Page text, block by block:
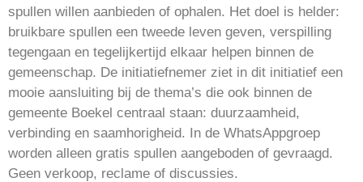
spullen willen aanbieden of ophalen. Het doel is helder:
bruikbare spullen een tweede leven geven, verspilling
tegengaan en tegelijkertijd elkaar helpen binnen de
gemeenschap. De initiatiefnemer ziet in dit initiatief een
mooie aansluiting bij de thema’s die ook binnen de
gemeente Boekel centraal staan: duurzaamheid,
verbinding en saamhorigheid. In de WhatsAppgroep
worden alleen gratis spullen aangeboden of gevraagd.
Geen verkoop, reclame of discussies.